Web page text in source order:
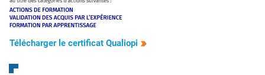
Télécharger le certificat Qualiopi